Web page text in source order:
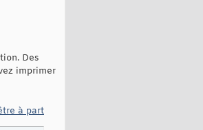
Des
imprimer
à part